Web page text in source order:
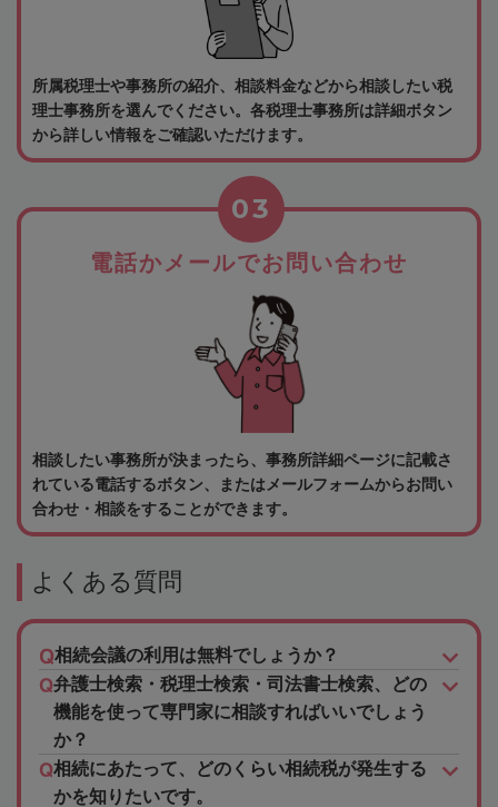
所属税理士や事務所の紹介、相談料金などから相談したい税
理士事務所を選んでください。各税理士事務所は詳細ボタン
から詳しい情報をご確認いただけます。
電話かメールでお問い合わせ
03
相談したい事務所が決まったら、事務所詳細ページに記載さ
れている電話するボタン、またはメールフォームからお問い
合わせ・相談をすることができます。
よくある質問
相続会議の利用は無料でしょうか？
弁護士検索・税理士検索・司法書士検索、どの
機能を使って専門家に相談すればいいでしょう
か？
相続にあたって、どのくらい相続税が発生する
かを知りたいです。